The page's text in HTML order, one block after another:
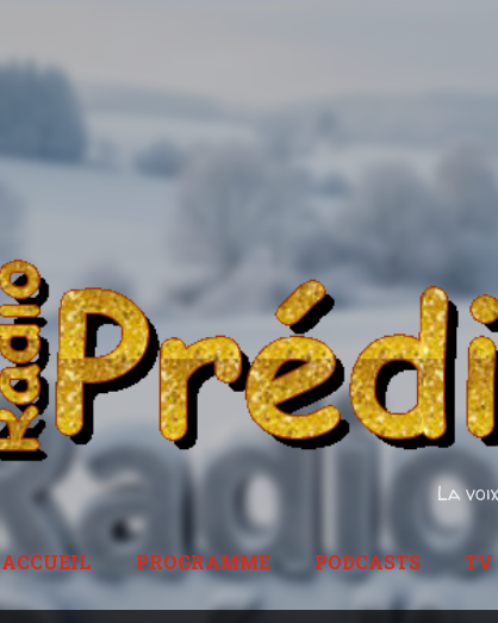
La
ACCUEIL PROGRAMME PODCASTS TV